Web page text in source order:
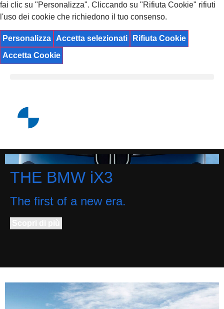
fai clic su "Personalizza". Cliccando su "Rifiuta Cookie" rifiuti
l'uso dei cookie che richiedono il tuo consenso.
Personalizza Accetta selezionati
Rifiuta Cookie
Accetta Cookie
THE BMW iX3
The first of a new era.
Scopri di più